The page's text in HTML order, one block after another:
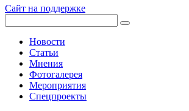
Сайт на поддержке
Новости
Статьи
Мнения
Фотогалерея
Мероприятия
Спецпроекты